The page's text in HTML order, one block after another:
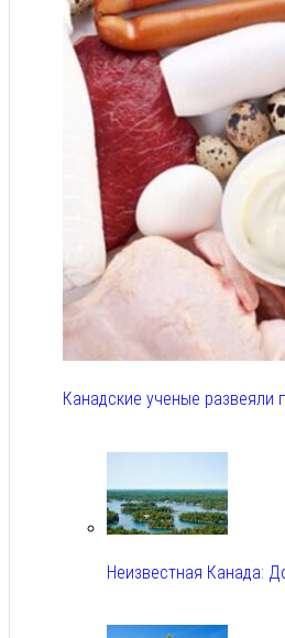
Канадские ученые
Неизвестная Канада: